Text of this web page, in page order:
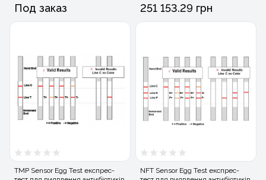
Под заказ 251 153.29 грн
TMP Sensor Egg Test експрес-
NFT Sensor Egg Test експрес-